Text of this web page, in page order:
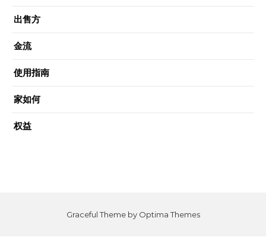
出售方
金流
使用指南
家如何
权益
Graceful Theme by Optima Themes